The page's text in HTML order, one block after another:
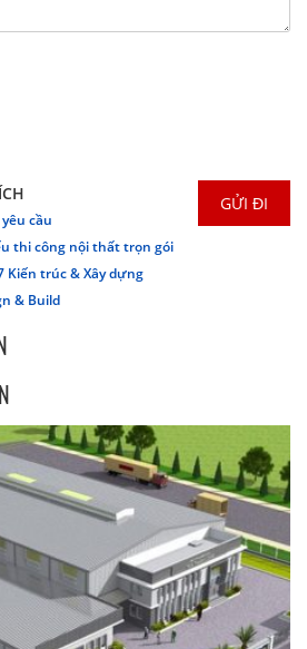
cầu
thi công nội thất trọn gói
Kiến trúc & Xây dựng
& Build